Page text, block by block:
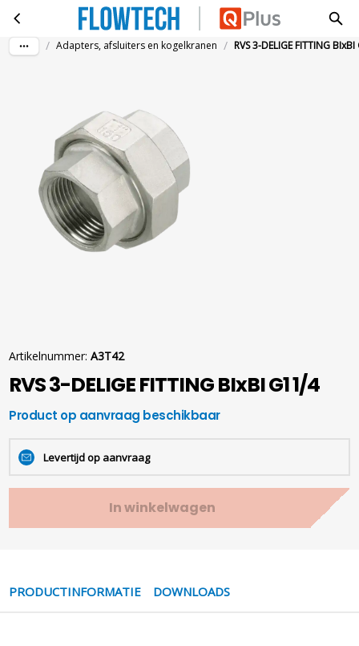
Ga naar hoofdinhoudRVS 3-DELIGE FITTING BIxBI G1 1/4
/ Adapters, afsluiters en kogelkranen / RVS 3-DELIGE FITTING
Artikelnummer: A3T42
RVS 3-DELIGE FITTING BIxBI G1 1/4
Product op aanvraag beschikbaar
Levertijd op aanvraag
In winkelwagen
PRODUCTINFORMATIE DOWNLOADS